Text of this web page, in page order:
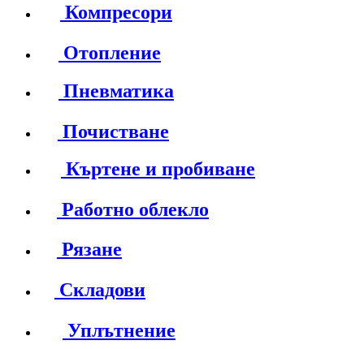
Компресори
Отопление
Пневматика
Почистване
Къртене и пробиване
Работно облекло
Рязане
Складови
Уплътнение